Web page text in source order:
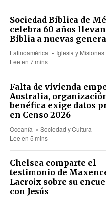
Sociedad Bíblica de
celebra 60 años
Biblia a nuevas
Latinoamérica
Iglesia y Misiones
Lee en 7 mins
Falta de vivienda
Australia,
benéfica exige datos
en Censo 2026
Oceanía
Sociedad y Cultura
Lee en 5 mins
Chelsea comparte el
testimonio de
Lacroix sobre su
con Jesús